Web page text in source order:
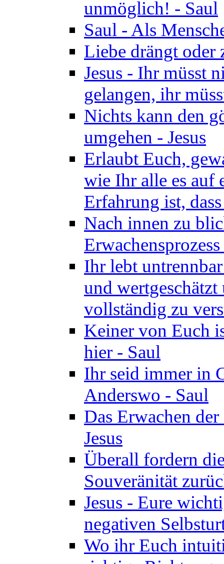
unmöglich! - Saul
Saul - Als
Liebe drängt oder
Jesus - Ihr müsst
gelangen, ihr
Nichts kann den
umgehen - Jesus
Erlaubt Euch,
wie Ihr alle es auf
Erfahrung ist,
Nach innen zu
Ihr lebt
und wertgeschätzt
vollständig zu
Keiner von Euch
hier - Saul
Ihr seid immer in
Anderswo - Saul
Das Erwachen
Jesus
Überall fordern
Souveränität
Jesus - Eure
negativen
Wo ihr Euch